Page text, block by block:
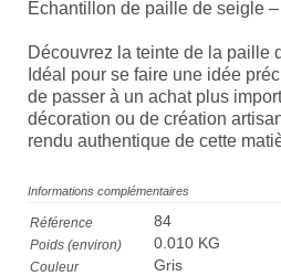
Échantillon de paille de seigle
Découvrez la teinte de la paille
Idéal pour se faire une idée
de passer à un achat plus
décoration ou de création
rendu authentique de cette
Informations complémentaires
Référence 84
Poids (environ) 0.010 KG
Couleur Gris